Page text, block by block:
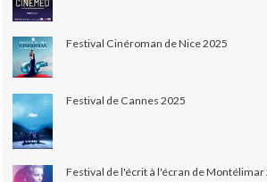
Festival Cinéroman de Nice 2025
Festival de Cannes 2025
Festival de l'écrit à l'écran de Montélimar